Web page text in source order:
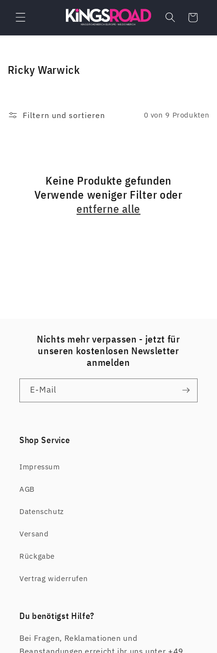
zum
Inhalt
Warenkorb
K
e
Ricky Warwick
Filtern und sortieren 0 von 9 Produkten
Keine Produkte gefunden
Verwende weniger Filter oder
entferne alle
Nichts mehr verpassen - jetzt für
unseren kostenlosen Newsletter
anmelden
E-Mail
Shop Service
Impressum
AGB
Datenschutz
Versand
Rückgabe
Vertrag widerrufen
Du benötigst Hilfe?
Bei Fragen, Reklamationen und
Beanstandungen erreicht ihr uns unter +49